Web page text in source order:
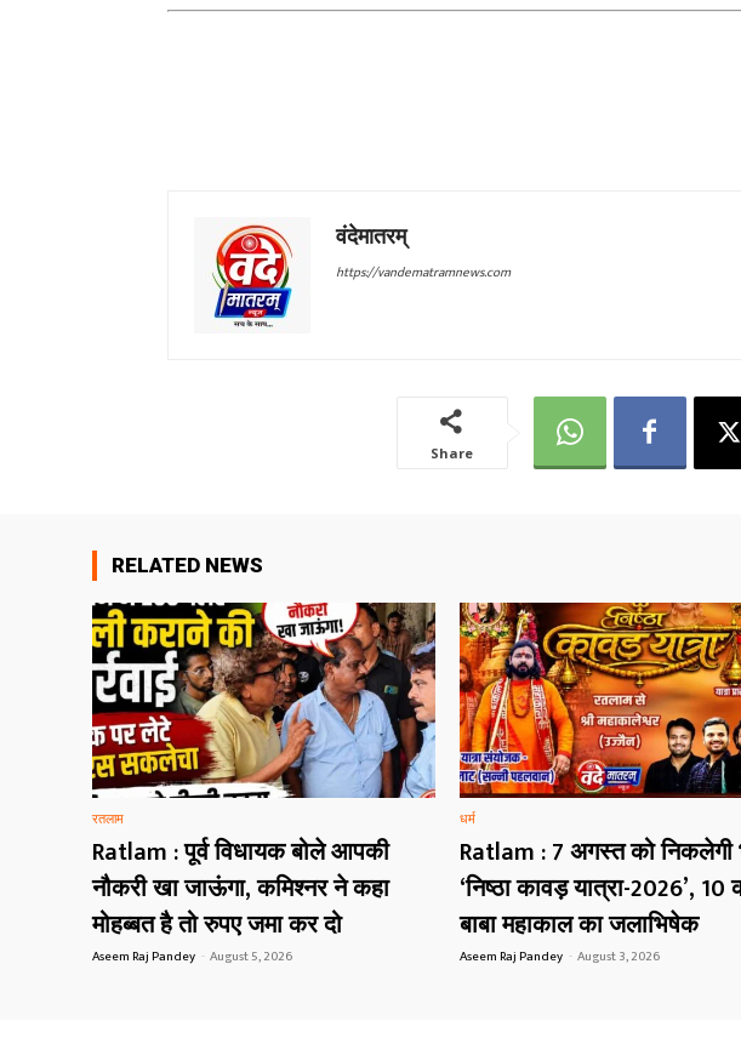
वंदेमातरम्
https://vandematramnews.com
Share
RELATED NEWS
रतलाम
Ratlam : पूर्व विधायक बोले आपकी
नौकरी खा जाऊंगा, कमिश्नर ने कहा
मोहब्बत है तो रुपए जमा कर दो
Aseem Raj Pandey - August 5, 2026
धर्म
Ratlam : 7 अगस्त को निकलेगी
‘निष्ठा कावड़ यात्रा-2026’, 10
बाबा महाकाल का जलाभिषेक
Aseem Raj Pandey - August 3, 2026